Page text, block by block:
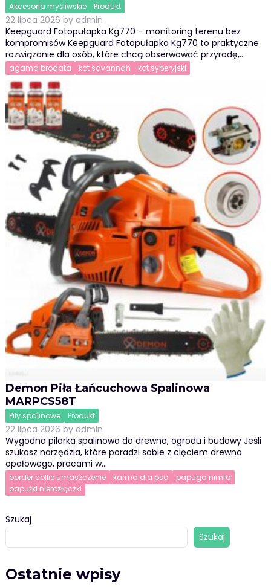
Akcesoria myśliwskie Produkt
22 lipca 2026 by admin
Keepguard Fotopułapka Kg770 – monitoring terenu bez
kompromisów Keepguard Fotopułapka Kg770 to praktyczne
rozwiązanie dla osób, które chcą obserwować przyrodę,…
agama brodata kot savannah kot syberyjski
Demon Piła Łańcuchowa Spalinowa
MARPCS58T
Piły spalinowe Produkt
22 lipca 2026 by admin
Wygodna pilarka spalinowa do drewna, ogrodu i budowy Jeśli
szukasz narzędzia, które poradzi sobie z cięciem drewna
opałowego, pracami w…
border collie umaszczenie karma dla psa
papuga nimfa
papużki nierozłączki
Szukaj
Szukaj
Ostatnie wpisy